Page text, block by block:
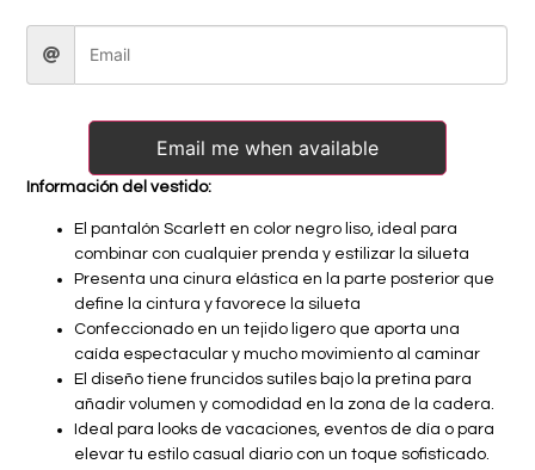
Email me when available
Información del vestido:
El pantalón Scarlett en color negro liso, ideal para
combinar con cualquier prenda y estilizar la silueta
Presenta una cinura elástica en la parte posterior que
define la cintura y favorece la silueta
Confeccionado en un tejido ligero que aporta una
caída espectacular y mucho movimiento al caminar
El diseño tiene fruncidos sutiles bajo la pretina para
añadir volumen y comodidad en la zona de la cadera.
Ideal para looks de vacaciones, eventos de día o para
elevar tu estilo casual diario con un toque sofisticado.